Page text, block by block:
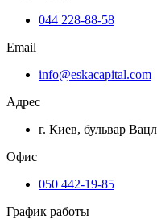
044 228-88-58
Email
info@eskacapital.com
Адрес
г. Киев, бульвар
Офис
050 442-19-85
График работы